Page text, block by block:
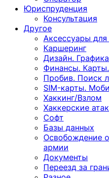
Юриспруденция
Консультация
Другoе
Аксессуары для
Каршеринг
Дизайн.
Финансы.
Пробив. Поиск
SIM-карты.
Хаккинг/Взлом
Хаккерские
Софт
Базы данных
Освобождение
армии
Документы
Переезд за